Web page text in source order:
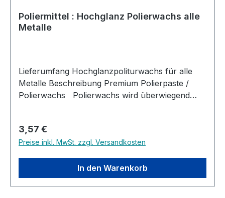
Poliermittel : Hochglanz Polierwachs alle
Metalle
Lieferumfang Hochglanzpoliturwachs für alle
Metalle Beschreibung Premium Polierpaste /
Polierwachs Polierwachs wird überwiegend
u.s.w.) genutzt. Es dient zum einen den beim
schärfen entstehenden Grat am Werkstück zu
entfernen und zum anderen soll darüber hinaus
auch die Güte der Oberfläche bearbeitet
werden. So dient Polierwachs auf der einen
Regulärer Preis:
3,57 €
Preise inkl. MwSt. zzgl. Versandkosten
In den Warenkorb